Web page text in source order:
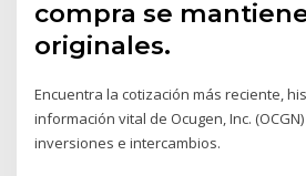
compra se
originales.
Encuentra la cotización más reciente,
información vital de Ocugen, Inc.
inversiones e intercambios.